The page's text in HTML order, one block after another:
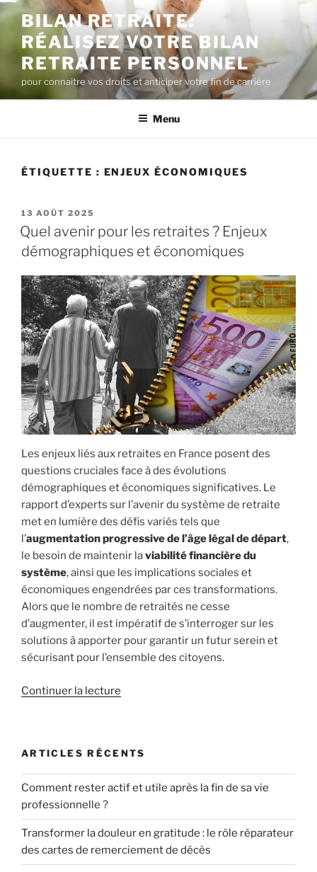
Aller
au
contenu
principal
BILAN RETRAITE:
RÉALISEZ VOTRE BILAN
RETRAITE PERSONNEL
pour connaitre vos droits et anticiper votre fin de carrière
Menu
ÉTIQUETTE : ENJEUX ÉCONOMIQUES
PUBLIÉ
LE
13 AOÛT 2025
Quel avenir pour les retraites ? Enjeux
démographiques et économiques
Les enjeux liés aux retraites en France posent des
questions cruciales face à des évolutions
démographiques et économiques significatives. Le
rapport d’experts sur l’avenir du système de retraite
met en lumière des défis variés tels que
l’augmentation progressive de l’âge légal de départ,
le besoin de maintenir laviabilité financière du
système, ainsi que les implications sociales et
économiques engendrées par ces transformations.
Alors que le nombre de retraités ne cesse
d’augmenter, il est impératif de s’interroger sur les
solutions à apporter pour garantir un futur serein et
sécurisant pour l’ensemble des citoyens.
Continuer la lecture
les
retraites
?
ARTICLES RÉCENTS
Comment rester actif et utile après la fin de sa vie
professionnelle ?
Transformer la douleur en gratitude : le rôle réparateur
des cartes de remerciement de décès